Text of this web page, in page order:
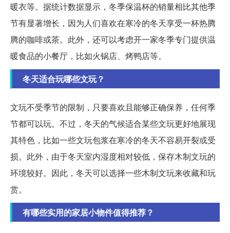
暖衣等。据统计数据显示，冬季保温杯的销量相比其他季
节有显著增长，因为人们喜欢在寒冷的冬天享受一杯热腾
腾的咖啡或茶。此外，还可以考虑开一家冬季专门提供温
暖食品的小餐厅，比如火锅店、烤鸭店等。
冬天适合玩哪些文玩？
文玩不受季节的限制，只要喜欢且能够正确保养，任何季
节都可以玩。不过，冬天的气候适合某些文玩更好地展现
其特色，比如一些文玩包浆在寒冷的冬天不容易开裂或受
损。此外，由于冬天室内湿度相对较低，保存木制文玩的
环境较好。因此，冬天可以选择一些木制文玩来收藏和玩
赏。
有哪些实用的家居小物件值得推荐？